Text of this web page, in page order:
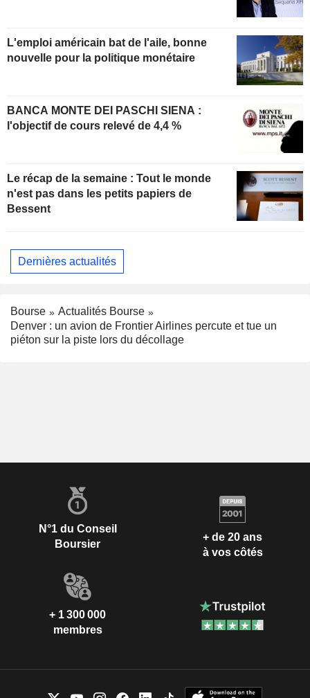
L'emploi américain bat de l'aile, bonne
nouvelle pour la politique monétaire
BANCA MONTE DEI PASCHI SIENA :
l'objectif de cours relevé de 4,4 %
Le récap de la semaine : Tout le monde
n'est pas dans les petits papiers de
Bessent
Dernières actualités
Bourse
Actualités Bourse
Denver : un avion de Frontier Airlines percute et tue un
piéton sur la piste lors du décollage
N°1 du Conseil
Boursier
+ de 20 ans
à vos côtés
+ 1 300 000
membres